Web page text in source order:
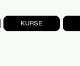
KURSE